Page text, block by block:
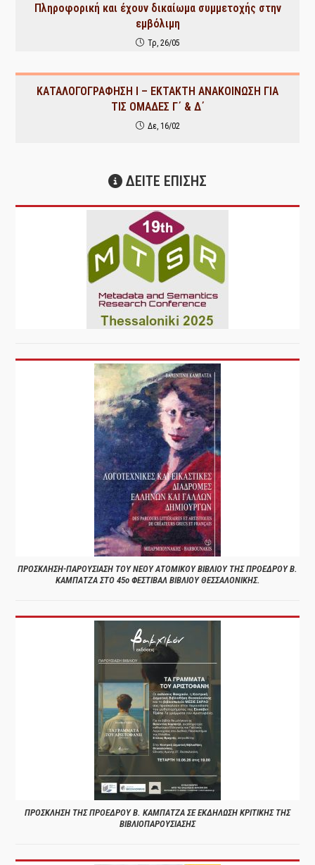
Πληροφορική και έχουν δικαίωμα συμμετοχής στην
εμβόλιμη
Τρ, 26/05
ΚΑΤΑΛΟΓΟΓΡΑΦΗΣΗ Ι – ΕΚΤΑΚΤΗ ΑΝΑΚΟΙΝΩΣΗ ΓΙΑ
ΤΙΣ ΟΜΑΔΕΣ Γ΄ & Δ΄
Δε, 16/02
ΔΕΙΤΕ ΕΠΙΣΗΣ
ΠΡΟΣΚΛΗΣΗ-ΠΑΡΟΥΣΙΑΣΗ ΤΟΥ ΝΕΟΥ ΑΤΟΜΙΚΟΥ ΒΙΒΛΙΟΥ ΤΗΣ ΠΡΟΕΔΡΟΥ Β.
ΚΑΜΠΑΤΖΑ ΣΤΟ 45ο ΦΕΣΤΙΒΑΛ ΒΙΒΛΙΟΥ ΘΕΣΣΑΛΟΝΙΚΗΣ.
ΠΡΟΣΚΛΗΣΗ ΤΗΣ ΠΡΟΕΔΡΟΥ Β. ΚΑΜΠΑΤΖΑ ΣΕ ΕΚΔΗΛΩΣΗ ΚΡΙΤΙΚΗΣ ΤΗΣ
ΒΙΒΛΙΟΠΑΡΟΥΣΙΑΣΗΣ